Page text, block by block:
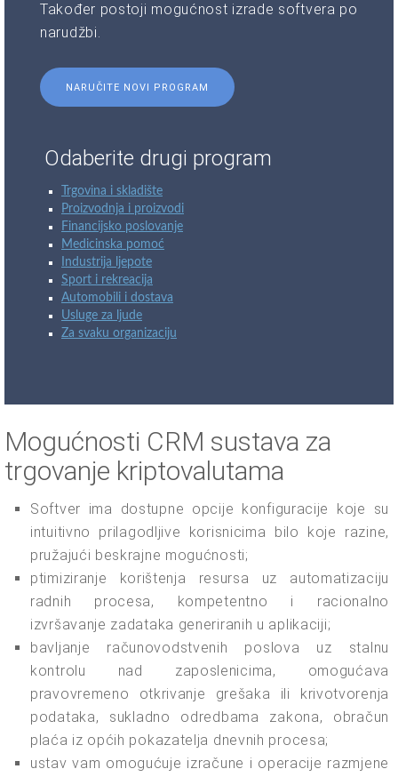
Također postoji mogućnost izrade softvera po
narudžbi.
NARUČITE NOVI PROGRAM
Odaberite drugi program
Trgovina i skladište
Proizvodnja i proizvodi
Financijsko poslovanje
Medicinska pomoć
Industrija ljepote
Sport i rekreacija
Automobili i dostava
Usluge za ljude
Za svaku organizaciju
Mogućnosti CRM sustava za
trgovanje kriptovalutama
Softver ima dostupne opcije konfiguracije koje su
intuitivno prilagodljive korisnicima bilo koje razine,
pružajući beskrajne mogućnosti;
ptimiziranje korištenja resursa uz automatizaciju
radnih procesa, kompetentno i racionalno
izvršavanje zadataka generiranih u aplikaciji;
bavljanje računovodstvenih poslova uz stalnu
kontrolu nad zaposlenicima, omogućava
pravovremeno otkrivanje grešaka ili krivotvorenja
podataka, sukladno odredbama zakona, obračun
plaća iz općih pokazatelja dnevnih procesa;
ustav vam omogućuje izračune i operacije razmjene